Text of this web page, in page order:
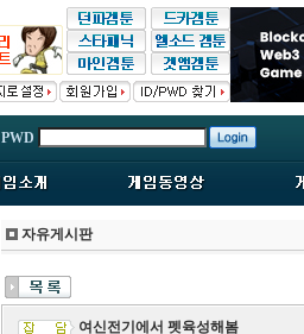
PWD
자유게시판
여신전기에서 펫육성해봄